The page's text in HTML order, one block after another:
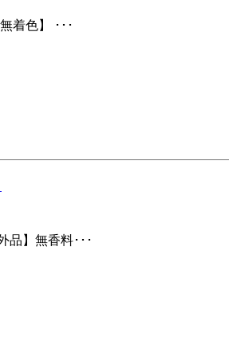
着色】 ･･･
品】無香料･･･